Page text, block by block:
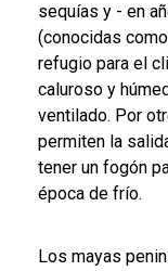
sequías y - en
(conocidas como
refugio para el
caluroso y
ventilado. Por
permiten la
tener un fogón
época de frío.
Los mayas